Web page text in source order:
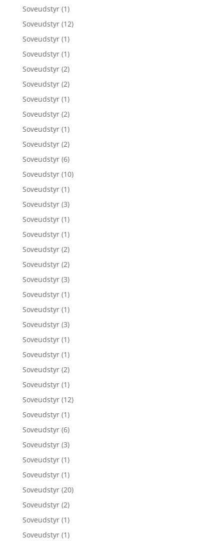
Soveudstyr (1)
Soveudstyr (12)
Soveudstyr (1)
Soveudstyr (1)
Soveudstyr (2)
Soveudstyr (2)
Soveudstyr (1)
Soveudstyr (2)
Soveudstyr (1)
Soveudstyr (2)
Soveudstyr (6)
Soveudstyr (10)
Soveudstyr (1)
Soveudstyr (3)
Soveudstyr (1)
Soveudstyr (1)
Soveudstyr (2)
Soveudstyr (2)
Soveudstyr (3)
Soveudstyr (1)
Soveudstyr (1)
Soveudstyr (3)
Soveudstyr (1)
Soveudstyr (1)
Soveudstyr (2)
Soveudstyr (1)
Soveudstyr (12)
Soveudstyr (1)
Soveudstyr (6)
Soveudstyr (3)
Soveudstyr (1)
Soveudstyr (1)
Soveudstyr (20)
Soveudstyr (2)
Soveudstyr (1)
Soveudstyr (1)